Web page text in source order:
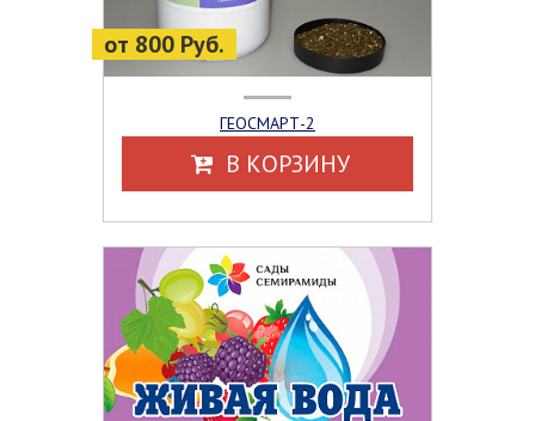
от 800 Руб.
ГЕОСМАРТ-2
В КОРЗИНУ